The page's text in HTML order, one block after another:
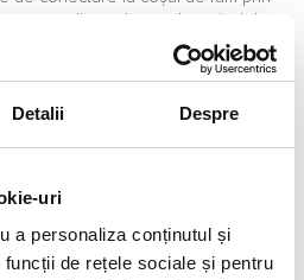
Detalii Despre
uri
a personaliza conținutul și
de rețele sociale și pentru
sus sau din spate, pentru o instalare
un tiraj eficient.
un timp îndelungat.
eficiență energetică bună, reducând
combustibil.